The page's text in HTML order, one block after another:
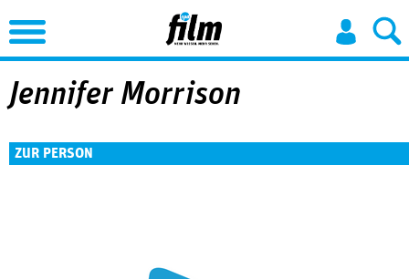
Jump to Navigation
Jennifer Morrison
ZUR PERSON